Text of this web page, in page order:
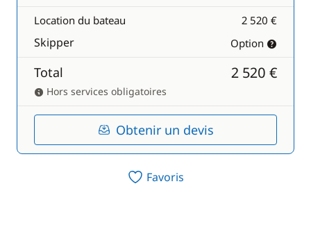
Location du bateau 2 520 €
Skipper Option
Total 2 520 €
Hors services obligatoires
Obtenir un devis
Favoris